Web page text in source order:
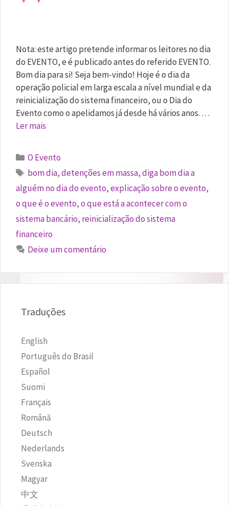
Nota: este artigo pretende informar os leitores no dia
do EVENTO, e é publicado antes do referido EVENTO.
Bom dia para si! Seja bem-vindo! Hoje é o dia da
operação policial em larga escala a nível mundial e da
reinicialização do sistema financeiro, ou o Dia do
Evento como o apelidamos já desde há vários anos. …
Ler mais
Categorias
O Evento
Etiquetas
bom dia,detenções em massa,diga bom dia a
alguém no dia do evento,explicação sobre o evento,
o que é o evento,o que está a acontecer com o
sistema bancário, reinicialização do sistema
financeiro
Deixe um comentário
Traduções
English
Português do Brasil
Español
Suomi
Français
Română
Deutsch
Nederlands
Svenska
Magyar
中文